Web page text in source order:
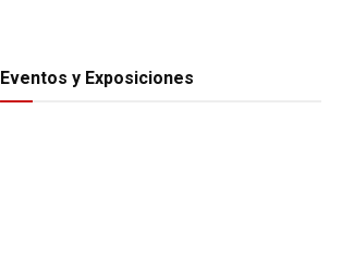
Eventos y Exposiciones